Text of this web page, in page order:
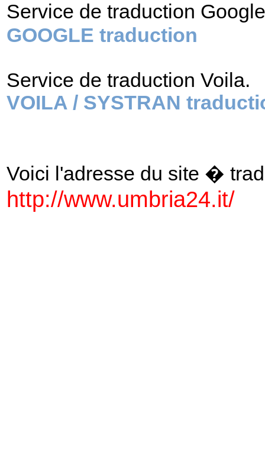
Service de traduction
GOOGLE traduction
Service de traduction Voila.
VOILA / SYSTRAN
Voici l'adresse du site �
http://www.umbria24.it/